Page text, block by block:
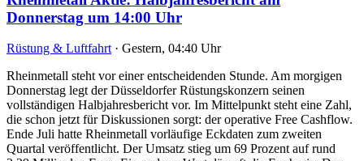
Donnerstag um 14:00 Uhr
Rüstung & Luftfahrt · Gestern, 04:40 Uhr
Rheinmetall steht vor einer entscheidenden Stunde. Am morgigen
Donnerstag legt der Düsseldorfer Rüstungskonzern seinen
vollständigen Halbjahresbericht vor. Im Mittelpunkt steht eine Zahl,
die schon jetzt für Diskussionen sorgt: der operative Free Cashflow.
Ende Juli hatte Rheinmetall vorläufige Eckdaten zum zweiten
Quartal veröffentlicht. Der Umsatz stieg um 69 Prozent auf rund